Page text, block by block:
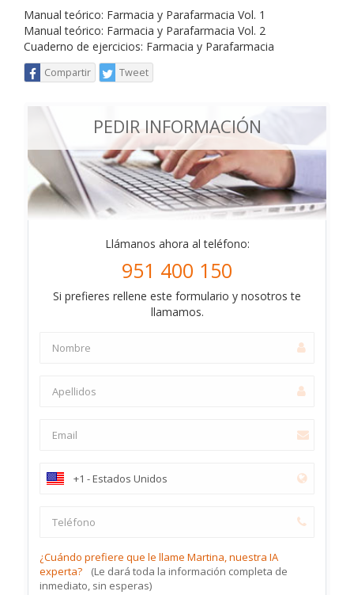
Manual teórico: Farmacia y Parafarmacia Vol. 1
Manual teórico: Farmacia y Parafarmacia Vol. 2
Cuaderno de ejercicios: Farmacia y Parafarmacia
Compartir Tweet
PEDIR INFORMACIÓN
Llámanos ahora al teléfono:
951 400 150
Si prefieres rellene este formulario y nosotros te
llamamos.
¿Cuándo prefiere que le llame Martina, nuestra IA
experta?
(Le dará toda la información completa de
inmediato, sin esperas)